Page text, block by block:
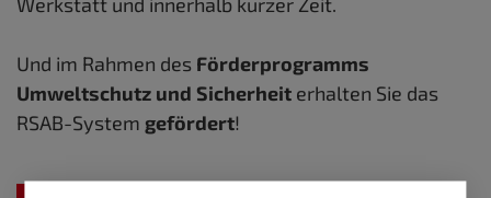
Und im Rahmen des Förderprogramms
Umweltschutz und Sicherheit erhalten Sie das
RSAB-System gefördert!